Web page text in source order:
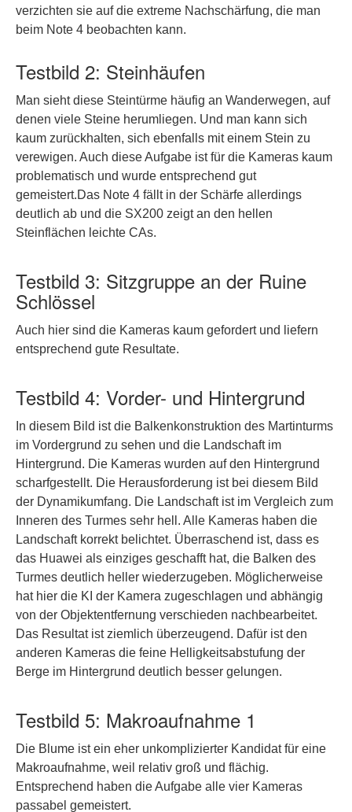
verzichten sie auf die extreme Nachschärfung, die man
beim Note 4 beobachten kann.
Testbild 2: Steinhäufen
Man sieht diese Steintürme häufig an Wanderwegen, auf
denen viele Steine herumliegen. Und man kann sich
kaum zurückhalten, sich ebenfalls mit einem Stein zu
verewigen. Auch diese Aufgabe ist für die Kameras kaum
problematisch und wurde entsprechend gut
gemeistert.Das Note 4 fällt in der Schärfe allerdings
deutlich ab und die SX200 zeigt an den hellen
Steinflächen leichte CAs.
Testbild 3: Sitzgruppe an der Ruine
Schlössel
Auch hier sind die Kameras kaum gefordert und liefern
entsprechend gute Resultate.
Testbild 4: Vorder- und Hintergrund
In diesem Bild ist die Balkenkonstruktion des Martinturms
im Vordergrund zu sehen und die Landschaft im
Hintergrund. Die Kameras wurden auf den Hintergrund
scharfgestellt. Die Herausforderung ist bei diesem Bild
der Dynamikumfang. Die Landschaft ist im Vergleich zum
Inneren des Turmes sehr hell. Alle Kameras haben die
Landschaft korrekt belichtet. Überraschend ist, dass es
das Huawei als einziges geschafft hat, die Balken des
Turmes deutlich heller wiederzugeben. Möglicherweise
hat hier die KI der Kamera zugeschlagen und abhängig
von der Objektentfernung verschieden nachbearbeitet.
Das Resultat ist ziemlich überzeugend. Dafür ist den
anderen Kameras die feine Helligkeitsabstufung der
Berge im Hintergrund deutlich besser gelungen.
Testbild 5: Makroaufnahme 1
Die Blume ist ein eher unkomplizierter Kandidat für eine
Makroaufnahme, weil relativ groß und flächig.
Entsprechend haben die Aufgabe alle vier Kameras
passabel gemeistert.